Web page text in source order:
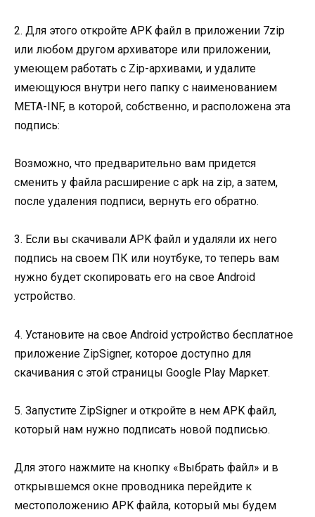
2. Для этого откройте APK файл в приложении 7zip
или любом другом архиваторе или приложении,
умеющем работать с Zip-архивами, и удалите
имеющуюся внутри него папку с наименованием
META-INF, в которой, собственно, и расположена эта
подпись:
Возможно, что предварительно вам придется
сменить у файла расширение c apk на zip, а затем,
после удаления подписи, вернуть его обратно.
3. Если вы скачивали APK файл и удаляли их него
подпись на своем ПК или ноутбуке, то теперь вам
нужно будет скопировать его на свое Android
устройство.
4. Установите на свое Android устройство бесплатное
приложение ZipSigner, которое доступно для
скачивания с этой страницы Google Play Маркет.
5. Запустите ZipSigner и откройте в нем APK файл,
который нам нужно подписать новой подписью.
Для этого нажмите на кнопку «Выбрать файл» и в
открывшемся окне проводника перейдите к
местоположению APK файла, который мы будем